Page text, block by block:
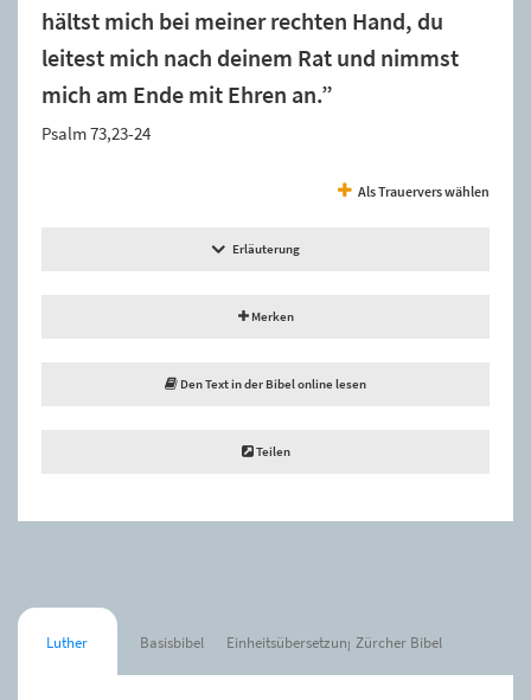
hältst mich bei meiner rechten Hand, du
leitest mich nach deinem Rat und nimmst
mich am Ende mit Ehren an.”
Psalm 73,23-24
Als Trauervers wählen
Erläuterung
Merken
Den Text in der Bibel online lesen
Teilen
Luther Basisbibel Einheitsübersetzung Zürcher Bibel